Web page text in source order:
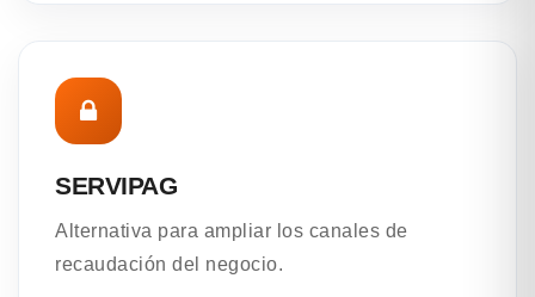
SERVIPAG
Alternativa para ampliar los canales de
recaudación del negocio.